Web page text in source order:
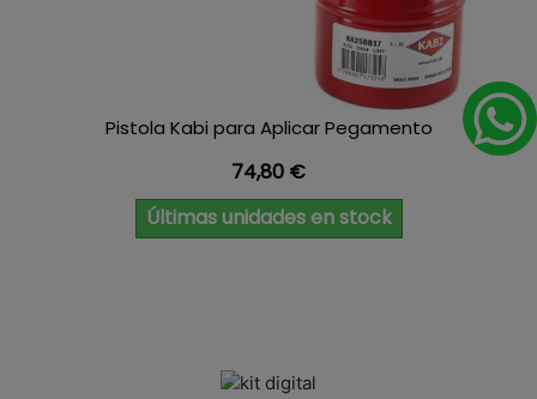
Pistola Kabi para Aplicar Pegamento
Precio
74,80 €
Últimas unidades en stock